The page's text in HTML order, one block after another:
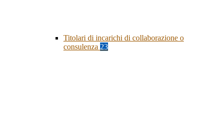
Titolari di incarichi di collaborazione o
consulenza 23